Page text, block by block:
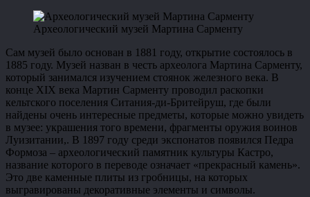
Археологический музей Мартина Сарменту
Сам музей было основан в 1881 году, открытие состоялось в
1885 году. Музей назван в честь археолога Мартина Сарменту,
который занимался изучением стоянок железного века. В
конце XIX века Мартин Сарменту проводил раскопки
кельтского поселения Ситания-ди-Бритейруш, где были
найдены очень интересные предметы, которые можно увидеть
в музее: украшения того времени, фрагменты оружия воинов
Луизитании,. В 1897 году среди экспонатов появился Педра
Формоза – археологический памятник культуры Кастро,
название которого в переводе означает «прекрасный камень».
Это две каменные плиты из гробницы, на которых
выгравированы декоративные элементы и символы.